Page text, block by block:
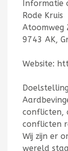
Informatie
Rode Kruis
Atoomweg
9743 AK,
Website:
conflicten,
conflicten
Wij zijn er
wereld